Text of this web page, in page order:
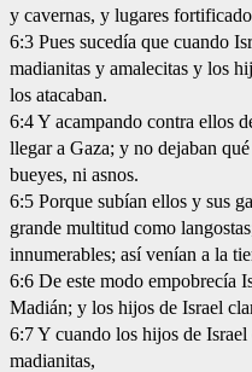
y cavernas, y lugares
6:3 Pues sucedía que cuando
madianitas y amalecitas y los
los atacaban.
6:4 Y acampando contra ellos
llegar a Gaza; y no dejaban
bueyes, ni asnos.
6:5 Porque subían ellos y sus
grande multitud como
innumerables; así venían a la
6:6 De este modo empobrecía
Madián; y los hijos de Israel
6:7 Y cuando los hijos de Israel
madianitas,